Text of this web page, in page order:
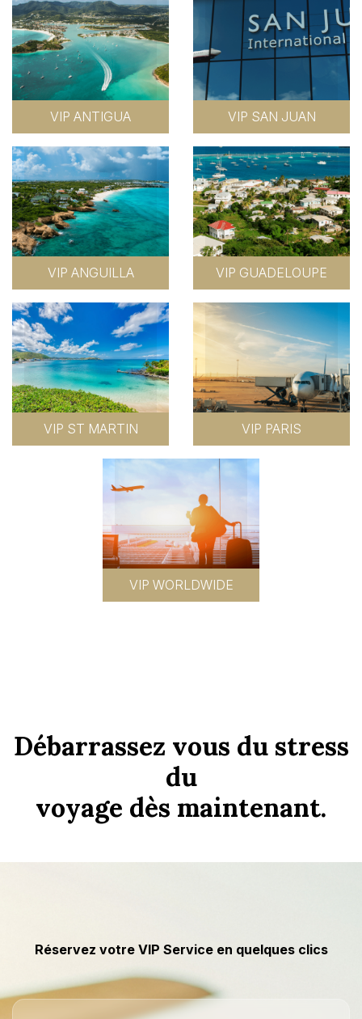
VIP ANTIGUA VIP SAN JUAN
VIP ANGUILLA VIP GUADELOUPE
VIP ST MARTIN VIP PARIS
VIP WORLDWIDE
Débarrassez vous du stress
du
voyage dès maintenant.
Réservez votre VIP Service en quelques clics